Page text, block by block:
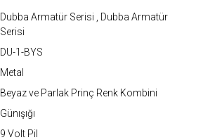
Dubba Armatür Serisi
Dubba Armatür
Serisi
DU-1-BYS
Metal
Beyaz ve Parlak Prinç Renk Kombini
Günışığı
9 Volt Pil